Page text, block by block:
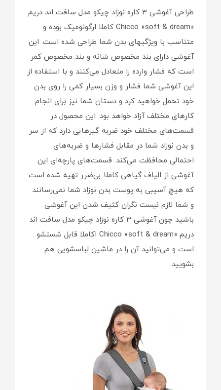
طراحی آغوشی 3 کاره نوزاد چیکو مدل سافت اند دریم
«Chicco «soft & dream کاملا ارگونومیک بوده و
متناسب با ویژگی‎های بدن شما طراحی شده است. این
آغوشی دارای بند مخصوص شانه و بند مخصوص کمر
است که فشار وارده را متعادل می‌کنند و با استفاده از
این آغوشی شما فشار و وزن بسیار کمی را روی بدن
خود تحمل خواهید کرد و دستان شما نیز برای انجام
کارهای مختلف آزاد خواهد بود. این محصول در
قسمت‌های مختلف خود ضربه گیرهایی دارد که از سر
و بدن نوزاد شما در مقابل فشارها و ضربه‌های
احتمالی محافظت می‌کند. قسمت‌های پارچه‌ای این
آغوشی از الیاف گیاهی کاملا بی‌ضرر تهیه شده است
که هیچ آسیبی به پوست بدن نوزاد شما نمی‌رسانند
و شما لازم نیست نگران کثیف شدن این آغوشی
باشید چون آغوشی 3 کاره نوزاد چیکو مدل سافت اند
دریم «Chicco «soft & dream اکاملا قابل شستشو
است و می‌توانید آن را در ماشین لباسشویی هم
بشویید.